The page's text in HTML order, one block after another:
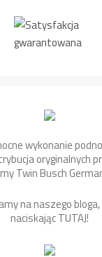
wykonanie
oryginalnych
Twin Busch
na naszego
naciskającTUTAJ!